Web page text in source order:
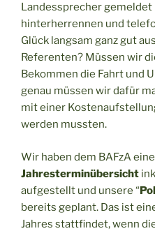
Landessprecher
hinterherrennen und
Glück langsam ganz gut
Referenten? Müssen wir
Bekommen die Fahrt und
genau müssen wir dafür
mit einer
werden mussten.
Wir haben dem BAFzA eine
Jahresterminübersicht
aufgestellt und unsere “
bereits geplant. Das ist
Jahres stattfindet, wenn